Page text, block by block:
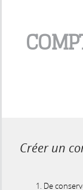
Créer un
De